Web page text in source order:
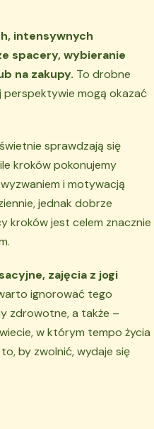
intensywnych
spacery, wybieranie
na zakupy. To drobne
perspektywie mogą okazać
sprawdzają się
kroków pokonujemy
i motywacją
jednak dobrze
kroków jest celem znacznie
zajęcia z jogi
ignorować tego
zdrowotne, a także –
w którym tempo życia
by zwolnić, wydaje się